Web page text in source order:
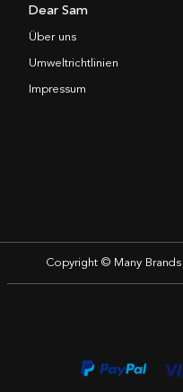
Dear Sam
Über uns
Umweltrichtlinien
Impressum
Copyright © Many